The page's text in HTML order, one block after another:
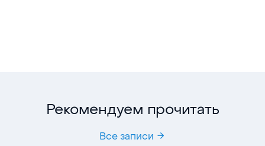
Рекомендуем прочитать
Все записи